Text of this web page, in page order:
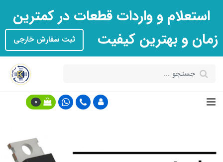
استعلام و واردات قطعات در کمترین
زمان و بهترین کیفیت
ثبت سفارش خارجی
0